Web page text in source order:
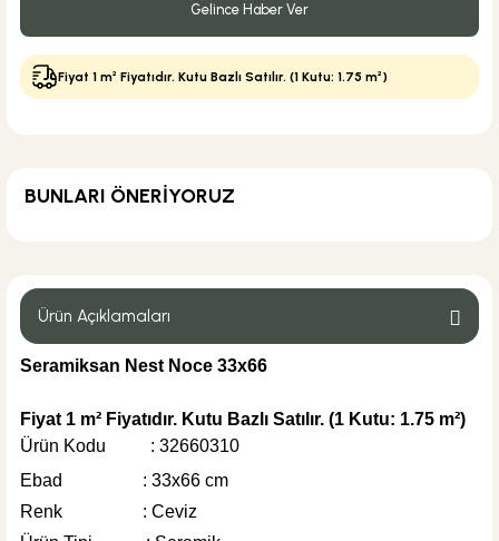
Gelince Haber Ver
Fiyat 1 m² Fiyatıdır. Kutu Bazlı Satılır. (1 Kutu: 1.75 m²)
BUNLARI ÖNERİYORUZ
445,00 TL
Sepete Ekle
Ürün Açıklamaları
Seramiksan Nest Noce 33x66
Fiyat 1 m² Fiyatıdır. Kutu Bazlı Satılır. (1 Kutu: 1.75 m²)
Ürün Kodu : 32660310
Ebad : 33x66 cm
Renk : Ceviz